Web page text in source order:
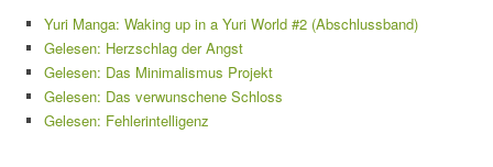
Yuri Manga: Waking up in a Yuri World #2 (Abschlussband)
Gelesen: Herzschlag der Angst
Gelesen: Das Minimalismus Projekt
Gelesen: Das verwunschene Schloss
Gelesen: Fehlerintelligenz